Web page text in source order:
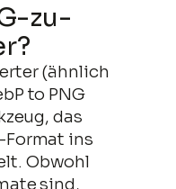
zu-
(ähnlich
to PNG
das
Format ins
Obwohl
sind,